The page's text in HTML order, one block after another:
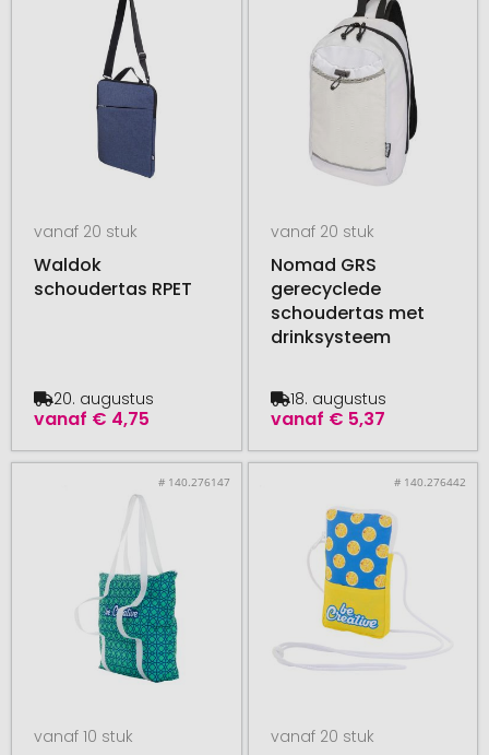
vanaf 20 stuk
Waldok
schoudertas RPET
vanaf € 4,75
20. augustus
vanaf 20 stuk
Nomad GRS
gerecyclede
schoudertas met
drinksysteem
vanaf € 5,37
18. augustus
# 140.276147
vanaf 10 stuk
# 140.276442
vanaf 20 stuk